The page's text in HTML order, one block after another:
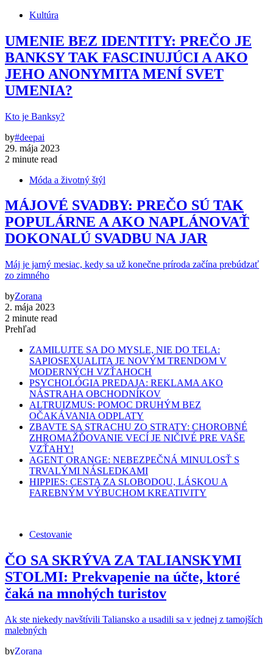
Kultúra
UMENIE BEZ IDENTITY: PREČO JE
BANKSY TAK FASCINUJÚCI A AKO
JEHO ANONYMITA MENÍ SVET
UMENIA?
Kto je Banksy?
by#deepai
29. mája 2023
2 minute read
Móda a životný štýl
MÁJOVÉ SVADBY: PREČO SÚ TAK
POPULÁRNE A AKO NAPLÁNOVAŤ
DOKONALÚ SVADBU NA JAR
Máj je jarný mesiac, kedy sa už konečne príroda začína prebúdzať
zo zimného
byZorana
2. mája 2023
2 minute read
Prehľad
ZAMILUJTE SA DO MYSLE, NIE DO TELA:
SAPIOSEXUALITA JE NOVÝM TRENDOM V
MODERNÝCH VZŤAHOCH
PSYCHOLÓGIA PREDAJA: REKLAMA AKO
NÁSTRAHA OBCHODNÍKOV
ALTRUIZMUS: POMOC DRUHÝM BEZ
OČAKÁVANIA ODPLATY
ZBAVTE SA STRACHU ZO STRATY: CHOROBNÉ
ZHROMAŽĎOVANIE VECÍ JE NIČIVÉ PRE VAŠE
VZŤAHY!
AGENT ORANGE: NEBEZPEČNÁ MINULOSŤ S
TRVALÝMI NÁSLEDKAMI
HIPPIES: CESTA ZA SLOBODOU, LÁSKOU A
FAREBNÝM VÝBUCHOM KREATIVITY
Cestovanie
ČO SA SKRÝVA ZA TALIANSKYMI
STOLMI: Prekvapenie na účte, ktoré
čaká na mnohých turistov
Ak ste niekedy navštívili Taliansko a usadili sa v jednej z tamojších
malebných
byZorana